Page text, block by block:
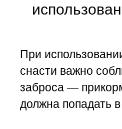
При
снасти важно
заброса —
должна попадать в